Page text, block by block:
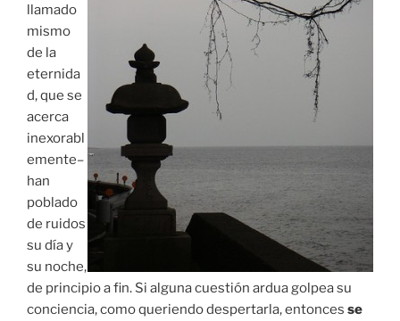
llamado
mismo
de la
eternida
d, que se
acerca
inexorabl
emente–
han
poblado
de ruidos
su día y
su noche,
de principio a fin. Si alguna cuestión ardua golpea su
conciencia, como queriendo despertarla, entonces se